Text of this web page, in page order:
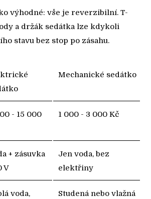
výhodné: vše je reverzibilní. T-
a držák sedátka lze kdykoli
stavu bez stop po zásahu.
Mechanické sedátko
- 15 000
1 000 - 3 000 Kč
+ zásuvka
V
Jen voda, bez
elektřiny
voda,
Studená nebo vlažná